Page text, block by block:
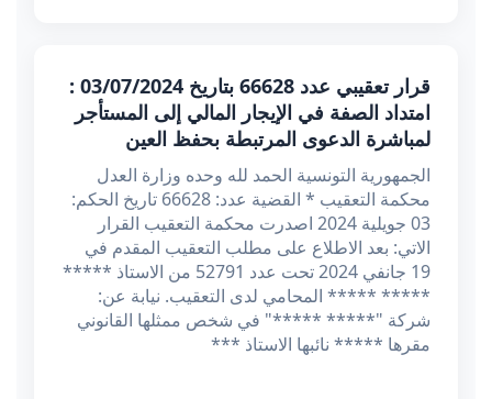
قرار تعقيبي عدد 66628 بتاريخ 03/07/2024 :
امتداد الصفة في الإيجار المالي إلى المستأجر
لمباشرة الدعوى المرتبطة بحفظ العين
الجمهورية التونسية الحمد لله وحده وزارة العدل
محكمة التعقيب * القضية عدد: 66628 تاريخ الحكم:
03 جويلية 2024 اصدرت محكمة التعقيب القرار
الاتي: بعد الاطلاع على مطلب التعقيب المقدم في
19 جانفي 2024 تحت عدد 52791 من الاستاذ *****
***** ***** المحامي لدى التعقيب. نيابة عن:
شركة "***** *****" في شخص ممثلها القانوني
مقرها ***** نائبها الاستاذ ***